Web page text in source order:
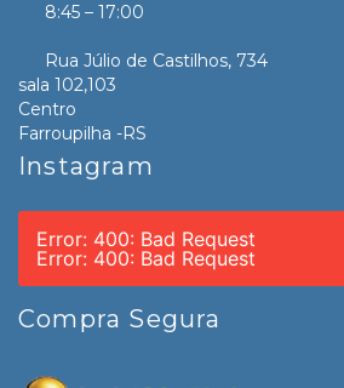
8:45 – 17:00
Rua Júlio de Castilhos, 734
sala 102,103
Centro
Farroupilha -RS
Instagram
Error: 400: Bad Request
Error: 400: Bad Request
Compra Segura